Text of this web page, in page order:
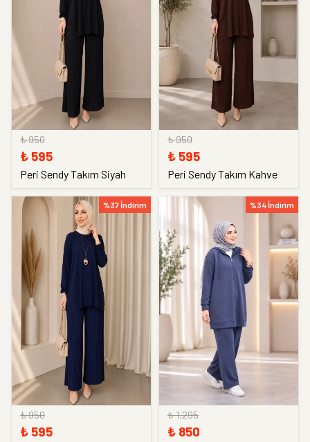
₺ 950
₺ 595
Peri Sendy Takım Siyah
₺ 950
₺ 595
Peri Sendy Takım Kahve
%37 İndirim
₺ 950
₺ 595
%34 İndirim
₺ 1,295
₺ 850